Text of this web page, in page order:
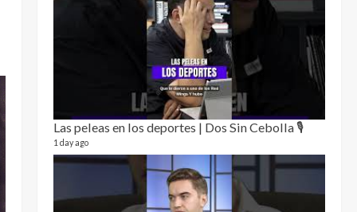
Las peleas en los deportes | Dos Sin Cebolla 🎙️
1 day ago
3